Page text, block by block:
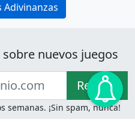
nuevos juegos
Recibir!
semanas. ¡Sin spam, nunca!